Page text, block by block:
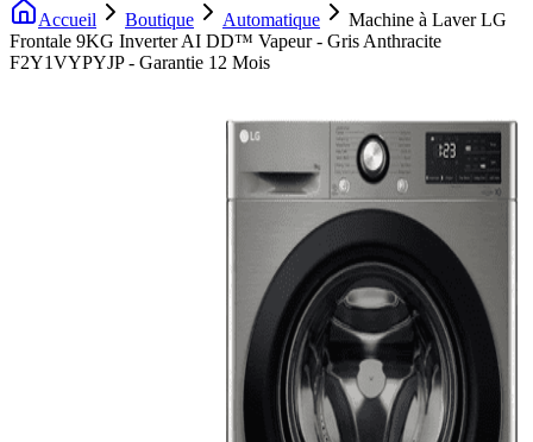
Accueil Boutique Automatique
Machine à Laver LG
Frontale 9KG Inverter AI DD™ Vapeur - Gris Anthracite
F2Y1VYPYJP - Garantie 12 Mois